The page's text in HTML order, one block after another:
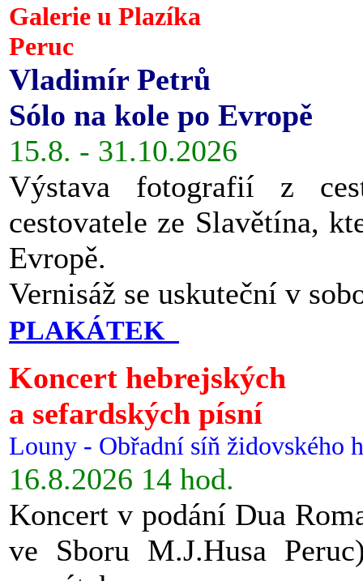
Galerie u Plazíka
Peruc
Vladimír Petrů
Sólo na kole po Evropě
15.8. - 31.10.2026
Výstava fotografií z
cestovatele ze Slavětína,
Evropě.
Vernisáž se uskuteční v
PLAKÁTEK
Koncert hebrejských
a sefardských písní
Louny - Obřadní síň židovského
16.8.2026 14 hod.
Koncert v podání Dua
ve Sboru M.J.Husa